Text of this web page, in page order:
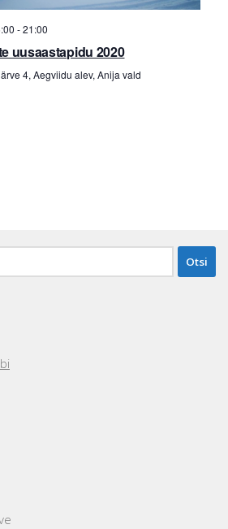
-21:00
uusaastapidu 2020
4, Aegviidu alev, Anija vald